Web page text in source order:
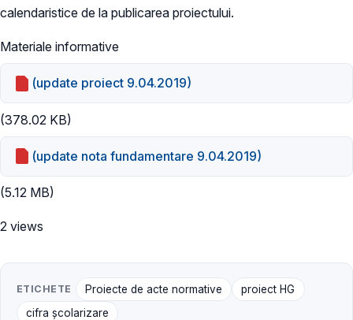
calendaristice de la publicarea proiectului.
Materiale informative
(update proiect 9.04.2019)
(378.02 KB)
(update nota fundamentare 9.04.2019)
(5.12 MB)
2 views
ETICHETE Proiecte de acte normative
proiect HG
cifra școlarizare